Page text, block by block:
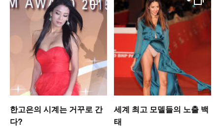
한고은의 시계는 거꾸로 간
다?
세계 최고 모델들의 노출 백
태